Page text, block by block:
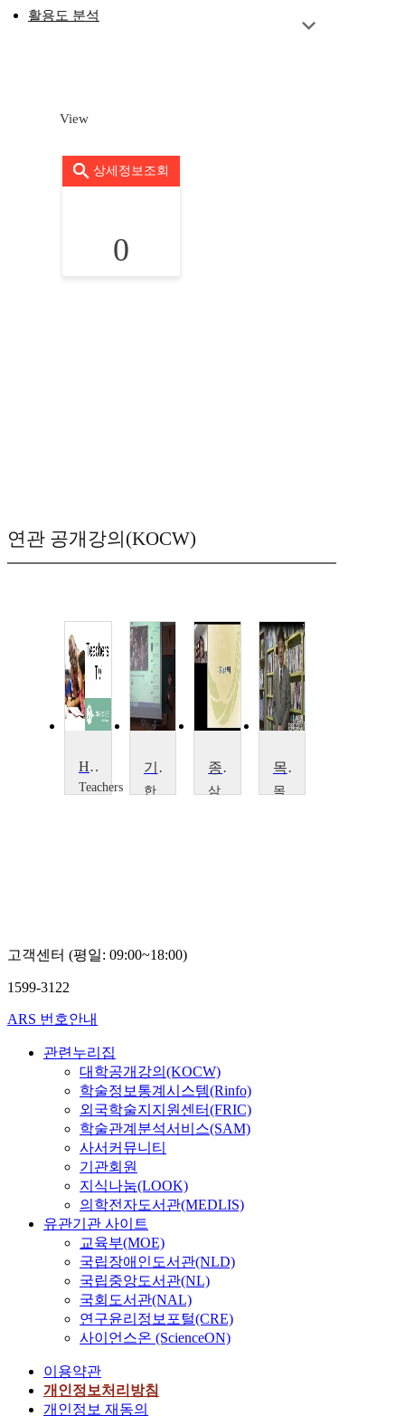
활용도 분석
View
상세정보조회
0
연관 공개강의(KOCW)
Hinduism and Spirituality: A Lesson
Teachers
기업, 문화, 영성
한
종교와 인생
삼
목회상담학
목
고객센터 (평일: 09:00~18:00)
1599-3122
ARS 번호안내
관련누리집
대학공개강의(KOCW)
학술정보통계시스템(Rinfo)
외국학술지지원센터(FRIC)
학술관계분석서비스(SAM)
사서커뮤니티
기관회원
지식나눔(LOOK)
의학전자도서관(MEDLIS)
유관기관 사이트
교육부(MOE)
국립장애인도서관(NLD)
국립중앙도서관(NL)
국회도서관(NAL)
연구윤리정보포털(CRE)
사이언스온 (ScienceON)
이용약관
개인정보처리방침
개인정보 재동의